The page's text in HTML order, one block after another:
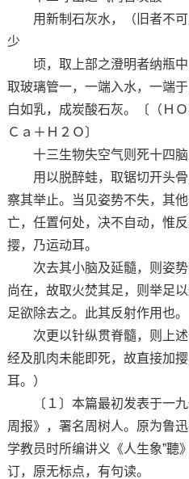
用新制石灰水，（旧者不可
少
顷，取上部之澄明者纳瓶中
取玻璃管一，一端入水，一端
白如乳，成炭酸石灰。〔（Ｈ
Ｃａ＋Ｈ２Ｏ〕
十三生物失空气则死十四脑
用以脱醉蛙，取锯切开头骨
察其举止。当见姿势不失，其
亡，任置何处，决不自动，惟
撄，乃运动耳。
次去其小脑及延髓，则姿势
尚在，故取火焚其足，则举足
足欲除去之。此其反射作用也。
次更以针纵贯脊髓，则上述
经及肌肉未能即死，故直接加
耳。）
〔１〕本篇最初发表于一九
周报》，署名周树人。原为鲁
学教员时所编讲义《人生象”聽
订，原无标点，有句读。